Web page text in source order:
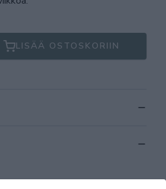
LISÄÄ OSTOSKORIIN